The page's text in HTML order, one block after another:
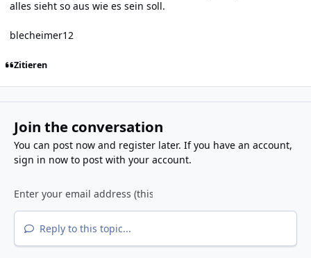
alles sieht so aus wie es sein soll.
blecheimer12
Zitieren
Join the conversation
You can post now and register later. If you have an account,
sign in nowto post with your account.
Reply to this topic...